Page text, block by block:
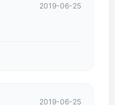
2019-06-25
2019-06-25